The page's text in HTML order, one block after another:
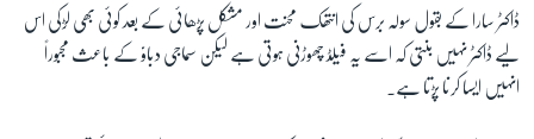
ڈاکٹر سارا کے بقول سولہ برس کی انتھک محنت اور مشکل پڑھائی کے بعد کوئی بھی لڑکی اس
لیے ڈاکٹر نہیں بنتی کہ اسے یہ فیلڈ چھوڑنی ہوتی ہے لیکن سماجی دباوؑ کے باعث مجبوراً
انہیں ایسا کرنا پڑتا ہے۔